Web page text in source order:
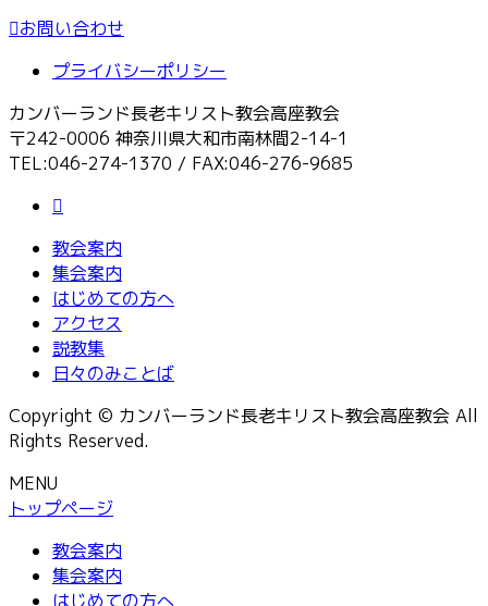
お問い合わせ
プライバシーポリシー
カンバーランド長老キリスト教会高座教会
〒242-0006 神奈川県大和市南林間2-14-1
TEL:046-274-1370 / FAX:046-276-9685
教会案内
集会案内
はじめての方へ
アクセス
説教集
日々のみことば
Copyright © カンバーランド長老キリスト教会高座教会 All
Rights Reserved.
MENU
トップページ
教会案内
集会案内
はじめての方へ